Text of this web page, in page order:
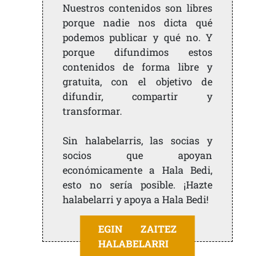
Nuestros contenidos son libres
porque nadie nos dicta qué
podemos publicar y qué no. Y
porque difundimos estos
contenidos de forma libre y
gratuita, con el objetivo de
difundir, compartir y
transformar.
Sin halabelarris, las socias y
socios que apoyan
económicamente a Hala Bedi,
esto no sería posible. ¡Hazte
halabelarri y apoya a Hala Bedi!
EGIN ZAITEZ
HALABELARRI